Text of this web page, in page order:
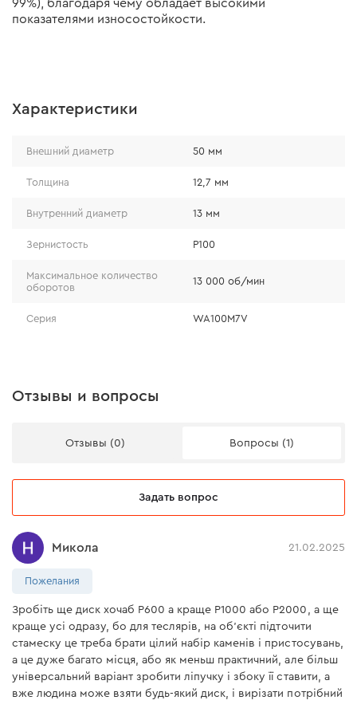
99%), благодаря чему обладает высокими
показателями износостойкости.
Характеристики
Внешний диаметр 50 мм
Толщина 12,7 мм
Внутренний диаметр 13 мм
Зернистость Р100
Максимальное количество
оборотов
13 000 об/мин
Серия WA100M7V
Отзывы и вопросы
Отзывы (0) Вопросы (1)
Задать вопрос
Микола 21.02.2025
Пожелания
Зробіть ще диск хочаб Р600 а краще Р1000 або Р2000, а ще
краще усі одразу, бо для теслярів, на об'єкті підточити
стамеску це треба брати цілий набір каменів і пристосувань,
а це дуже багато місця, або як меньш практичний, але більш
універсальний варіант зробити ліпучку і збоку її ставити, а
вже людина може взяти будь-який диск, і вирізати потрібний